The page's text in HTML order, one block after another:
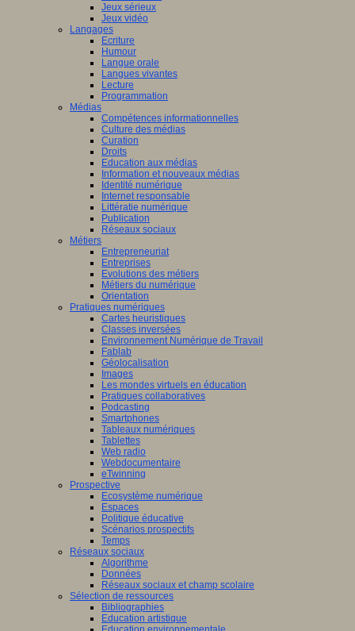
Jeux sérieux
Jeux vidéo
Langages
Ecriture
Humour
Langue orale
Langues vivantes
Lecture
Programmation
Médias
Compétences informationnelles
Culture des médias
Curation
Droits
Education aux médias
Information et nouveaux médias
Identité numérique
Internet responsable
Littératie numérique
Publication
Réseaux sociaux
Métiers
Entrepreneuriat
Entreprises
Evolutions des métiers
Métiers du numérique
Orientation
Pratiques numériques
Cartes heuristiques
Classes inversées
Environnement Numérique de Travail
Fablab
Géolocalisation
Images
Les mondes virtuels en éducation
Pratiques collaboratives
Podcasting
Smartphones
Tableaux numériques
Tablettes
Web radio
Webdocumentaire
eTwinning
Prospective
Ecosystème numérique
Espaces
Politique éducative
Scénarios prospectifs
Temps
Réseaux sociaux
Algorithme
Données
Réseaux sociaux et champ scolaire
Sélection de ressources
Bibliographies
Education artistique